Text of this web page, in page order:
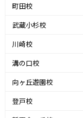
町田校
武蔵小杉校
川崎校
溝の口校
向ヶ丘遊園校
登戸校